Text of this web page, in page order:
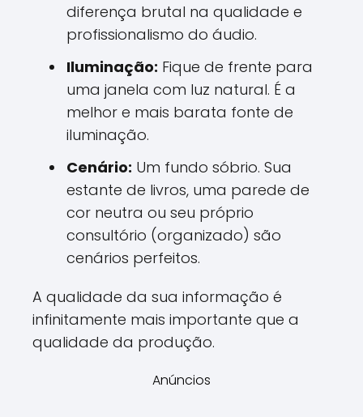
diferença brutal na qualidade e
profissionalismo do áudio.
Iluminação: Fique de frente para
uma janela com luz natural. É a
melhor e mais barata fonte de
iluminação.
Cenário: Um fundo sóbrio. Sua
estante de livros, uma parede de
cor neutra ou seu próprio
consultório (organizado) são
cenários perfeitos.
A qualidade da sua informação é
infinitamente mais importante que a
qualidade da produção.
Anúncios